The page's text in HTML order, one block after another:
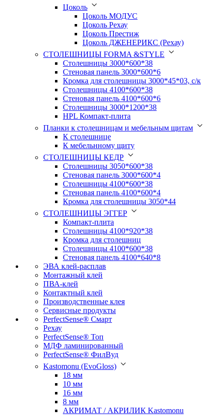
Цоколь
Цоколь МОДУС
Цоколь Рехау
Цоколь Престиж
Цоколь ДЖЕНЕРИКС (Рехау)
СТОЛЕШНИЦЫ FORMA &STYLE
Столешницы 3000*600*38
Стеновая панель 3000*600*6
Кромка для столешницы 3000*45*03, с/к
Столешницы 4100*600*38
Стеновая панель 4100*600*6
Столешницы 3000*1200*38
HPL Компакт-плита
Планки к столешницам и мебельным щитам
К столешнице
К мебельнному щиту
СТОЛЕШНИЦЫ КЕДР
Столешницы 3050*600*38
Стеновая панель 3000*600*4
Столешницы 4100*600*38
Стеновая панель 4100*600*4
Кромка для столешницы 3050*44
СТОЛЕШНИЦЫ ЭГГЕР
Компакт-плита
Столешницы 4100*920*38
Кромка для столешниц
Столешницы 4100*600*38
Стеновая панель 4100*640*8
ЭВА клей-расплав
Монтажный клей
ПВА-клей
Контактный клей
Производственные клея
Сервисные продукты
PerfectSense® Смарт
Рехау
PerfectSense® Топ
МДФ ламинированный
PerfectSense® ФилВуд
Kastomonu (EvoGloss)
18 мм
10 мм
16 мм
8 мм
АКРИМАТ / АКРИЛИК Kastomonu